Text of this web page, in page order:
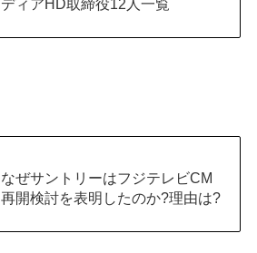
ディアHD取締役12人一覧
なぜサントリーはフジテレビCM
再開検討を表明したのか?理由は?